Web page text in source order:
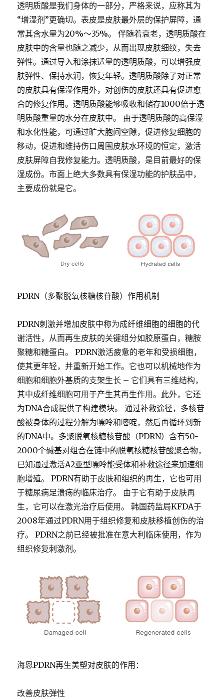
透明质酸是我们身体的一部分，严格来说，应称其为
“增湿剂”更确切。表皮是皮肤最外层的保护屏障，通
常其含水量为20%～35%。 伴随着衰老，透明质酸在
皮肤中的含量也随之减少，从而出现皮肤细纹，失去
弹性。通过导入和涂抹适量的透明质酸，可以增强皮
肤弹性、保持水润，恢复年轻。透明质酸除了对正常
的皮肤具有保湿作用外，对创伤的皮肤还具有促进愈
合的修复作用。透明质酸能够吸收和储存1000倍于透
明质酸重量的水分在皮肤中。 由于透明质酸的高保湿
和水化性能，可通过旷大胞间空隙，促进修复细胞的
移动，促进和维持伤口周围皮肤水环境的恒定，激活
皮肤屏障自我修复能力。透明质酸，是目前最好的保
湿成份。市面上绝大多数具有保湿功能的护肤品中，
主要成份就是它。
PDRN（多聚脱氧核糖核苷酸）作用机制
PDRN刺激并增加皮肤中称为成纤维细胞的细胞的代
谢活性，从而再生皮肤的关键组分如胶原蛋白，糖胺
聚糖和糖蛋白。PDRN激活疲惫的老年和受损细胞，
使其更年轻，并重新开始工作。它也可以机械地作为
细胞和细胞外基质的支架生长 – 它们具有三维结构，
其中成纤维细胞可用于产生其再生作用。此外，它还
为DNA合成提供了构建模块。 通过补救途径，多核苷
酸被身体的过程分解为嘌呤和嘧啶，然后再循环到新
的DNA中。多聚脱氧核糖核苷酸（PDRN）含有50-
2000个碱基对组合在链中的脱氧核糖核苷酸聚合物，
已知通过激活A2亚型嘌呤能受体和补救途径来加速细
胞增殖。PDRN有助于皮肤和组织的再生，它也可用
于糖尿病足溃疡的临床治疗。 由于它有助于皮肤再
生，它可以在激光治疗后使用。 韩国药监局KFDA于
2008年通过PDRN用于组织修复和皮肤移植创伤的治
疗。PDRN之前已经被批准在意大利临床使用，作为
组织修复刺激剂。
海恩PDRN再生美塑对皮肤的作用：
改善皮肤弹性